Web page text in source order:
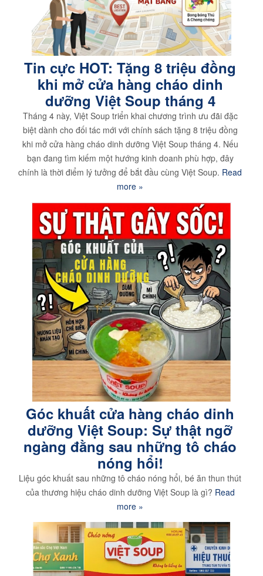
Tin cực HOT: Tặng 8 triệu đồng
khi mở cửa hàng cháo dinh
dưỡng Việt Soup tháng 4
Tháng 4 này, Việt Soup triển khai chương trình ưu đãi đặc
biệt dành cho đối tác mới với chính sách tặng 8 triệu đồng
khi mở cửa hàng cháo dinh dưỡng Việt Soup tháng 4. Nếu
bạn đang tìm kiếm một hướng kinh doanh phù hợp, đây
chính là thời điểm lý tưởng để bắt đầu cùng Việt Soup. Read
more »
Góc khuất cửa hàng cháo dinh
dưỡng Việt Soup: Sự thật ngỡ
ngàng đằng sau những tô cháo
nóng hổi!
Liệu góc khuất sau những tô cháo nóng hổi, bé ăn thun thút
của thương hiệu cháo dinh dưỡng Việt Soup là gì? Read
more »